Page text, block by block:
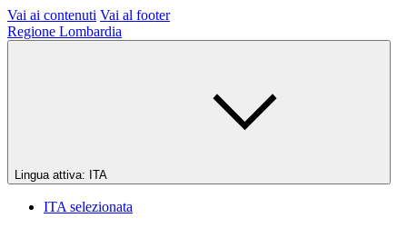
Vai ai contenuti Vai al footer
Regione Lombardia
Lingua attiva: ITA
ITA selezionata